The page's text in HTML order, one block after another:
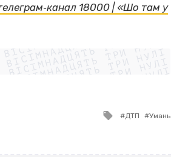
18000 | «Шо там у
ВІСІМНАДЦЯТЬ ТРИ НУЛІ
ВІСІМНАДЦЯТЬ ТРИ НУЛІ
ВІСІМНАДЦЯТЬ ТРИ НУЛІ
ВІСІМНАДЦЯТЬ ТРИ НУЛІ
ВІСІМНАДЦЯТЬ ТРИ НУЛІ
ВІСІМНАДЦЯТЬ ТРИ НУЛІ
ВІСІМНАДЦЯТЬ ТРИ НУЛІ
ВІСІМНАДЦЯТЬ ТРИ НУЛІ
Tagged
ДТП Умань